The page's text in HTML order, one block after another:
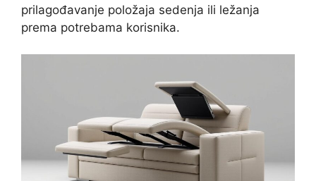
prilagođavanje položaja sedenja ili ležanja
prema potrebama korisnika.